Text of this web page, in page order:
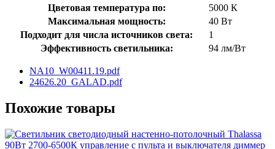
Цветовая температура по:
5000 К
Максимальная мощность:
40 Вт
Подходит для числа источников света:
1
Эффективность светильника:
94 лм/Вт
NA10_W00411.19.pdf
24626.20_GALAD.pdf
Похожие товары